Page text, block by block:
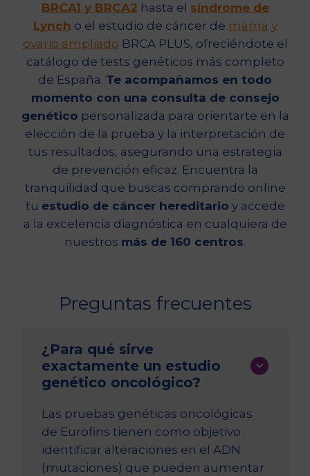
BRCA1 y BRCA2 hasta el síndrome de
Lynch o el estudio de cáncer de mama y
ovario ampliado BRCA PLUS, ofreciéndote el
catálogo de tests genéticos más completo
de España. Te acompañamos en todo
momento con una consulta de consejo
genético personalizada para orientarte en la
elección de la prueba y la interpretación de
tus resultados, asegurando una estrategia
de prevención eficaz. Encuentra la
tranquilidad que buscas comprando online
tu estudio de cáncer hereditario y accede
a la excelencia diagnóstica en cualquiera de
nuestros más de 160 centros.
Preguntas frecuentes
¿Para qué sirve
exactamente un estudio
genético oncológico?
Las pruebas genéticas oncológicas
de Eurofins tienen como objetivo
identificar alteraciones en el ADN
(mutaciones) que pueden aumentar